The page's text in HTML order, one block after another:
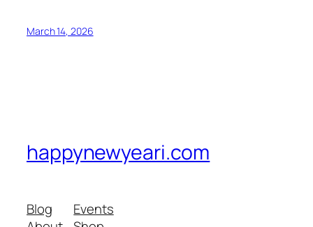
March 14, 2026
happynewyeari.com
Blog
Events